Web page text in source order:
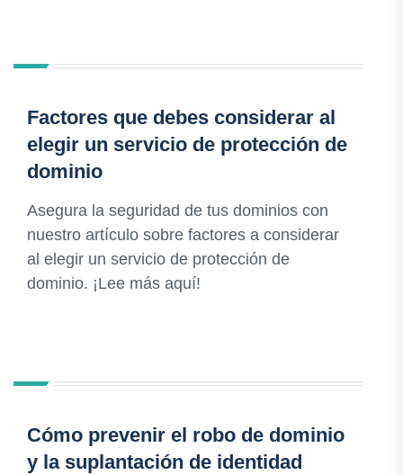
Factores que debes considerar al
elegir un servicio de protección de
dominio
Asegura la seguridad de tus dominios con
nuestro artículo sobre factores a considerar
al elegir un servicio de protección de
dominio. ¡Lee más aquí!
Cómo prevenir el robo de dominio
y la suplantación de identidad